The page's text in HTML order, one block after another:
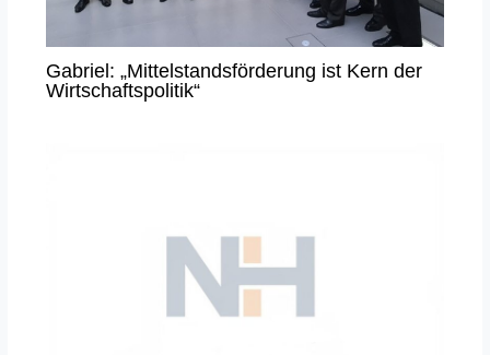
Gabriel: „Mittelstandsförderung ist Kern der
Wirtschaftspolitik“